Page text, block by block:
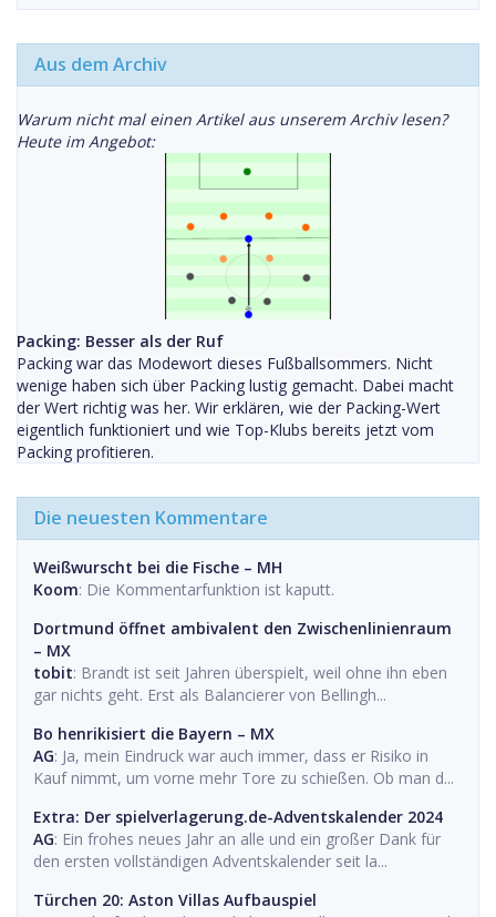
Aus dem Archiv
Warum nicht mal einen Artikel aus unserem Archiv lesen?
Heute im Angebot:
Packing: Besser als der Ruf
Packing war das Modewort dieses Fußballsommers. Nicht
wenige haben sich über Packing lustig gemacht. Dabei macht
der Wert richtig was her. Wir erklären, wie der Packing-Wert
eigentlich funktioniert und wie Top-Klubs bereits jetzt vom
Packing profitieren.
Die neuesten Kommentare
Weißwurscht bei die Fische – MH
Koom: Die Kommentarfunktion ist kaputt.
Dortmund öffnet ambivalent den Zwischenlinienraum
– MX
tobit: Brandt ist seit Jahren überspielt, weil ohne ihn eben
gar nichts geht. Erst als Balancierer von Bellingh...
Bo henrikisiert die Bayern – MX
AG: Ja, mein Eindruck war auch immer, dass er Risiko in
Kauf nimmt, um vorne mehr Tore zu schießen. Ob man d...
Extra: Der spielverlagerung.de-Adventskalender 2024
AG: Ein frohes neues Jahr an alle und ein großer Dank für
den ersten vollständigen Adventskalender seit la...
Türchen 20: Aston Villas Aufbauspiel